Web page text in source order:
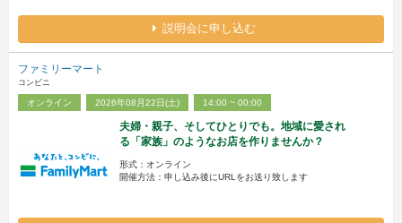
説明会に申し込む
ファミリーマート
コンビニ
オンライン 2026年08月22日(土) 14:00 ~ 00:00
夫婦・親子、そしてひとりでも。地域に愛され
る「家族」のようなお店を作りませんか？
形式：オンライン
開催方法：申し込み後にURLをお送り致します